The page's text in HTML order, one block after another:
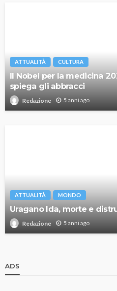
ATTUALITÀ CULTURA
Il Nobel per la medicina
spiega gli abbracci
Redazione 5 anni ago
ATTUALITÀ MONDO
Uragano Ida, morte e
Redazione 5 anni ago
ADS